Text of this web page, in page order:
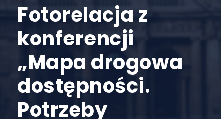
Fotorelacja z
konferencji
„Mapa drogowa
dostępności.
Potrzeby